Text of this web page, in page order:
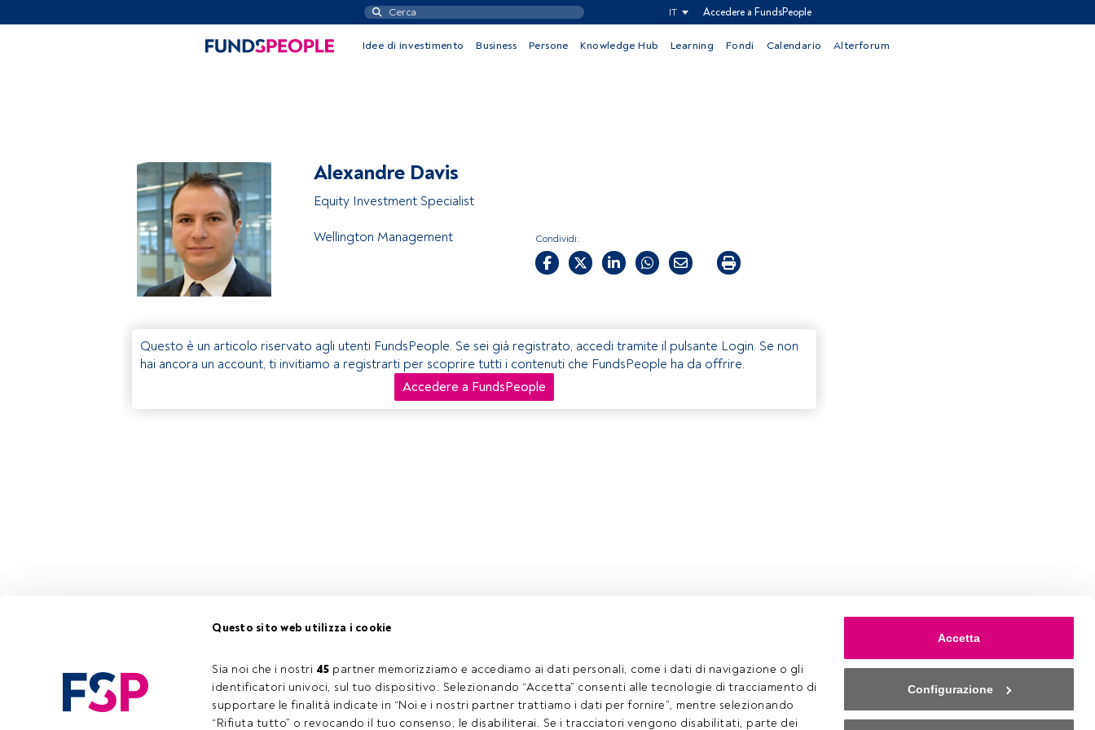
Questo sito web utilizza i cookie
Sia noi che i nostri 45 partner memorizziamo e accediamo ai dati personali, come i dati di navigazione o gli
identificatori univoci, sul tuo dispositivo. Selezionando “Accetta” consenti alle tecnologie di tracciamento di
supportare le finalità indicate in “Noi e i nostri partner trattiamo i dati per fornire”, mentre selezionando
“Rifiuta tutto” o revocando il tuo consenso, le disabiliterai. Se i tracciatori vengono disabilitati, parte dei
Accetta
Configurazione
IT Accedere a FundsPeople
Idee di investimento Business Persone Knowledge Hub Learning Fondi Calendario Alterforum
Alexandre Davis
Equity Investment Specialist
Wellington Management Condividi:
Questo è un articolo riservato agli utenti FundsPeople. Se sei già registrato, accedi tramite il pulsante Login. Se non
hai ancora un account, ti invitiamo a registrarti per scoprire tutti i contenuti che FundsPeople ha da offrire.
Accedere a FundsPeople